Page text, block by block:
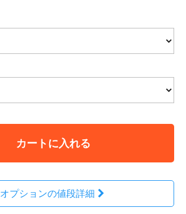
カートに入れる
オプションの値段詳細